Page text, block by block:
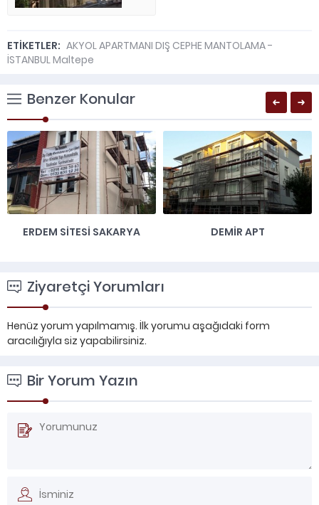
ETİKETLER: AKYOL APARTMANI DIŞ CEPHE MANTOLAMA -
İSTANBUL Maltepe
Benzer Konular
ERDEM SİTESİ SAKARYA DEMİR APT
Ziyaretçi Yorumları
Henüz yorum yapılmamış. İlk yorumu aşağıdaki form
aracılığıyla siz yapabilirsiniz.
Bir Yorum Yazın